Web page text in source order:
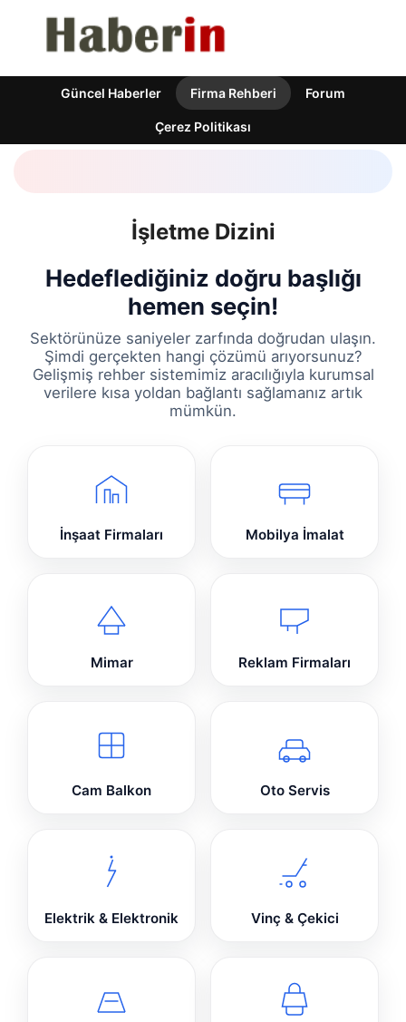
Güncel Haberler Firma Rehberi Forum
Çerez Politikası
İşletme Dizini
Hedeflediğiniz doğru başlığı
hemen seçin!
Sektörünüze saniyeler zarfında doğrudan ulaşın.
Şimdi gerçekten hangi çözümü arıyorsunuz?
Gelişmiş rehber sistemimiz aracılığıyla kurumsal
verilere kısa yoldan bağlantı sağlamanız artık
mümkün.
İnşaat Firmaları Mobilya İmalat
Mimar Reklam Firmaları
Cam Balkon Oto Servis
Elektrik & Elektronik Vinç & Çekici